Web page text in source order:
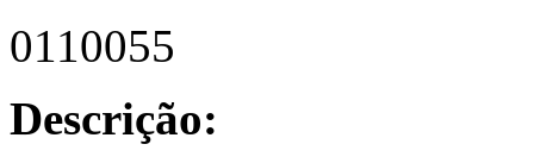
0110055
Descrição: